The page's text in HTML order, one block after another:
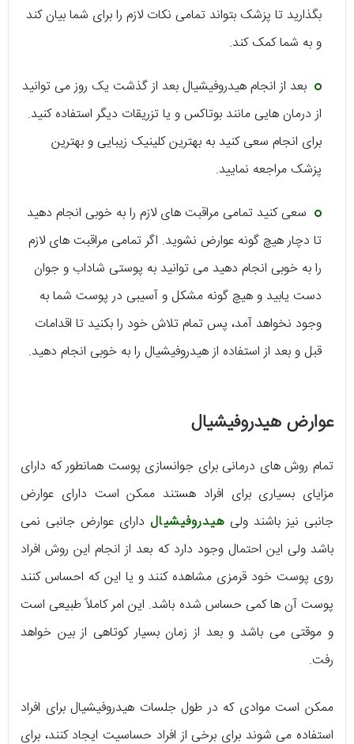
بگذارید تا پزشک بتواند تمامی نکات لازم را برای شما بیان کند
و به شما کمک کند.
‌‌‌‌‌‌‌‌‌‌‌‌‌‌‌‌‌‌‌‌‌‌‌‌‌‌‌‌‌‌‌‌‌‌‌‌‌‌‌‌‌‌‌‌‌‌‌‌‌‌‌‌‌‌‌‌‌‌‌‌‌‌‌‌‌‌‌‌‌‌‌‌‌‌‌‌‌‌‌‌‌‌‌‌‌‌‌‌‌‌‌‌‌بعد از انجام هیدروفیشیال بعد از گذشت یک روز می توانید
از درمان هایی مانند بوتاکس و یا تزریقات دیگر استفاده کنید.
برای انجام سعی کنید به بهترین کلینیک زیبایی و بهترین
پزشک مراجعه نمایید.
سعی کنید تمامی مراقبت های لازم را به خوبی انجام دهید
تا دچار هیچ گونه عوارض نشوید. اگر تمامی مراقبت های لازم
را به خوبی انجام دهید می توانید به پوستی شاداب و جوان
دست یابید و هیچ گونه مشکل و آسیبی در پوست شما به
وجود نخواهد آمد، پس تمام تلاش خود را بکنید تا اقدامات
قبل و بعد از استفاده از هیدروفیشیال را به خوبی انجام دهید.
عوارض هیدروفیشیال
تمام روش های درمانی برای جوانسازی پوست همانطور که دارای
مزایای بسیاری برای افراد هستند ممکن است دارای عوارض
جانبی نیز باشند ولیهیدروفیشیالدارای عوارض جانبی نمی
باشد ولی این احتمال وجود دارد که بعد از انجام این روش افراد
روی پوست خود قرمزی مشاهده کنند و یا این که احساس کنند
پوست آن ها کمی حساس شده باشد. این امر کاملاً طبیعی است
و موقتی می باشد و بعد از زمان بسیار کوتاهی از بین خواهد
رفت.
ممکن است موادی که در طول جلسات هیدروفیشیال برای افراد
استفاده می شوند برای برخی از افراد حساسیت ایجاد کنند، برای